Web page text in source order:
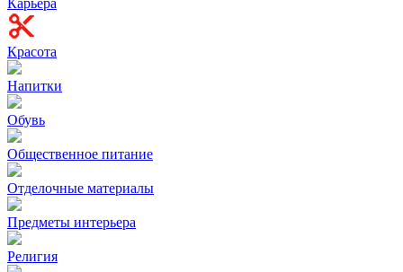
Красота
Напитки
Обувь
Общественное питание
Отделочные материалы
Предметы интерьера
Религия